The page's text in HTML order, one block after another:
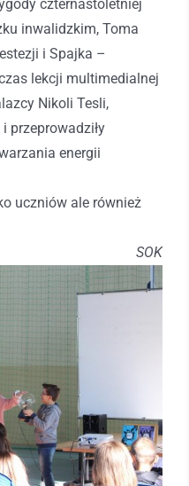
czternastoletniej
inwalidzkim, Toma
i Spajka –
lekcji multimedialnej
Nikoli Tesli,
przeprowadziły
energii
uczniów ale również
SOK